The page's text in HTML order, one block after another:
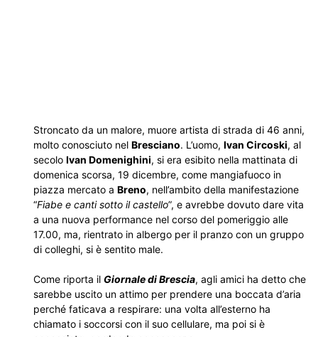
Stroncato da un malore, muore artista di strada di 46 anni,
molto conosciuto nel Bresciano. L’uomo, Ivan Circoski, al
secolo Ivan Domenighini, si era esibito nella mattinata di
domenica scorsa, 19 dicembre, come mangiafuoco in
piazza mercato a Breno, nell’ambito della manifestazione
“Fiabe e canti sotto il castello”, e avrebbe dovuto dare vita
a una nuova performance nel corso del pomeriggio alle
17.00, ma, rientrato in albergo per il pranzo con un gruppo
di colleghi, si è sentito male.
Come riporta il Giornale di Brescia, agli amici ha detto che
sarebbe uscito un attimo per prendere una boccata d’aria
perché faticava a respirare: una volta all’esterno ha
chiamato i soccorsi con il suo cellulare, ma poi si è